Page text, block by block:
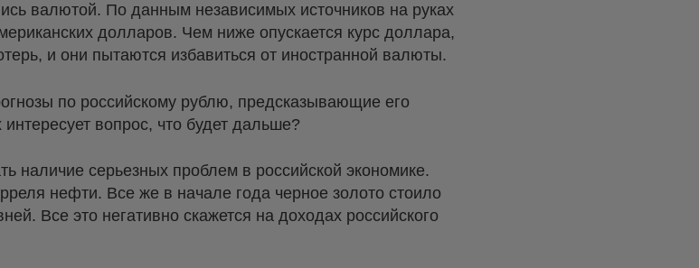
валютой. По данным независимых источников на руках
долларов. Чем ниже опускается курс доллара,
и они пытаются избавиться от иностранной валюты.
по российскому рублю, предсказывающие его
вопрос, что будет дальше?
наличие серьезных проблем в российской экономике.
нефти. Все же в начале года черное золото стоило
Все это негативно скажется на доходах российского